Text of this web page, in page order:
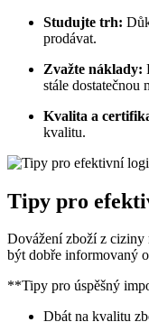
Studujte trh:
prodávat.
Zvažte náklady:
stále dostatečnou
Kvalita a
kvalitu.
Tipy pro
Dovážení zboží z ciziny
být dobře informovaný
**Tipy pro úspěšný
Dbát na kvalitu